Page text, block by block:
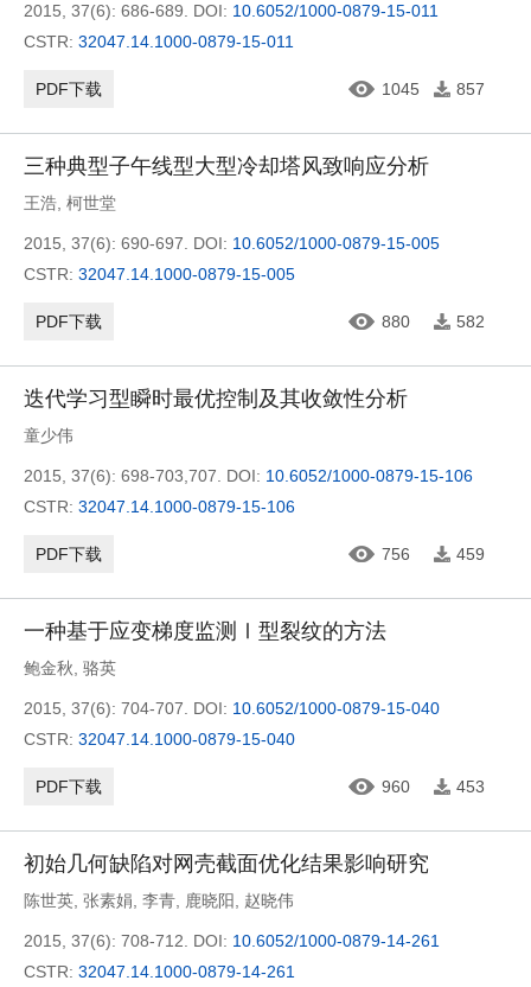
2015, 37(6): 686-689. DOI: 10.6052/1000-0879-15-011
CSTR: 32047.14.1000-0879-15-011
PDF下载 1045 857
三种典型子午线型大型冷却塔风致响应分析
王浩 柯世堂
2015, 37(6): 690-697. DOI: 10.6052/1000-0879-15-005
CSTR: 32047.14.1000-0879-15-005
PDF下载 880 582
迭代学习型瞬时最优控制及其收敛性分析
童少伟
2015, 37(6): 698-703,707. DOI: 10.6052/1000-0879-15-106
CSTR: 32047.14.1000-0879-15-106
PDF下载 756 459
一种基于应变梯度监测Ⅰ型裂纹的方法
鲍金秋 骆英
2015, 37(6): 704-707. DOI: 10.6052/1000-0879-15-040
CSTR: 32047.14.1000-0879-15-040
PDF下载 960 453
初始几何缺陷对网壳截面优化结果影响研究
陈世英 张素娟 李青 鹿晓阳 赵晓伟
2015, 37(6): 708-712. DOI: 10.6052/1000-0879-14-261
CSTR: 32047.14.1000-0879-14-261